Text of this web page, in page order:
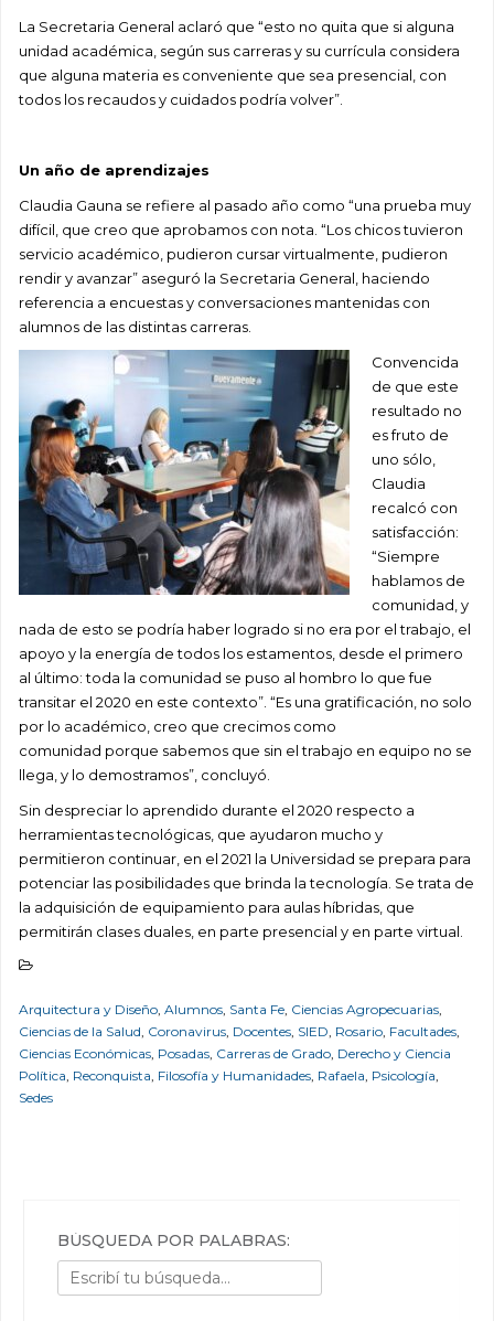
La Secretaria General aclaró que “esto no quita que si alguna
unidad académica, según sus carreras y su currícula considera
que alguna materia es conveniente que sea presencial, con
todos los recaudos y cuidados podría volver”.
Un año de aprendizajes
Claudia Gauna se refiere al pasado año como “una prueba muy
difícil, que creo que aprobamos con nota “Los chicos tuvieron
servicio académico, pudieron cursar virtualmente, pudieron
rendir y avanzar” aseguró la Secretaria General, haciendo
referencia a encuestas y conversaciones mantenidas con
alumnos de las distintas carreras.
Convencida
de que este
resultado no
es fruto de
uno sólo,
Claudia
recalcó con
satisfacción:
“Siempre
hablamos de
comunidad, y
nada de esto se podría haber logrado si no era por el trabajo, el
apoyo y la energía de todos los estamentos, desde el primero
al último: toda la comunidad se puso al hombro lo que fue
transitar el 2020 en este contexto” “Es una gratificación, no solo
por lo académico creo que crecimos como
comunidad porque sabemos que sin el trabajo en equipo no se
llega, y lo demostramos”, concluyó
Sin despreciar lo aprendido durante el 2020 respecto a
herramientas tecnológicas, que ayudaron mucho y
permitieron continuar , en el 2021 la Universidad se prepara para
potenciar las posibilidades que brinda la tecnología. Se trata de
la adquisición de equipamiento para aulas híbridas, que
permitirán clases duales en parte presencial y en parte virtual.
Arquitectura y Diseño, Alumnos, Santa Fe, Ciencias Agropecuarias,
Ciencias de la Salud, Coronavirus, Docentes, SIED, Rosario, Facultades,
Ciencias Económicas, Posadas, Carreras de Grado, Derecho y Ciencia
Política, Reconquista, Filosofía y Humanidades, Rafaela, Psicología,
Sedes
BÚSQUEDA POR PALABRAS: